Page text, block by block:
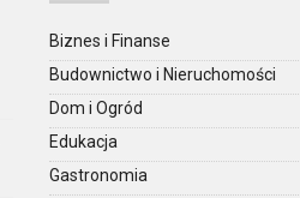
Biznes i Finanse
Budownictwo i Nieruchomości
Dom i Ogród
Edukacja
Gastronomia